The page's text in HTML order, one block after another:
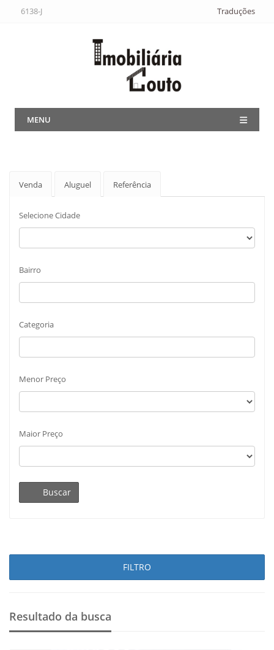
6138-J Traduções
MENU
Venda Aluguel Referência
Selecione Cidade
Bairro
Categoria
Menor Preço
Maior Preço
Buscar
FILTRO
Resultado da busca